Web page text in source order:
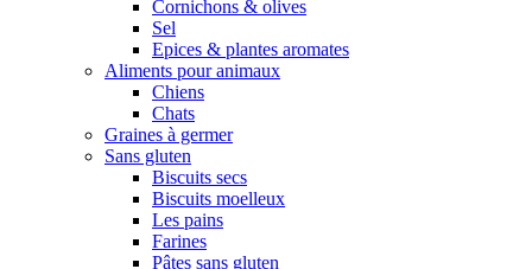
Cornichons & olives
Sel
Epices & plantes aromates
Aliments pour animaux
Chiens
Chats
Graines à germer
Sans gluten
Biscuits secs
Biscuits moelleux
Les pains
Farines
Pâtes sans gluten